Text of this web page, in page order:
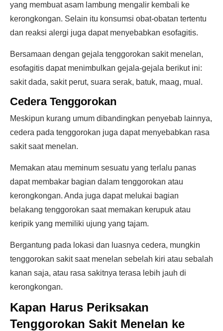
yang membuat asam lambung mengalir kembali ke
kerongkongan. Selain itu konsumsi obat-obatan tertentu
dan reaksi alergi juga dapat menyebabkan esofagitis.
Bersamaan dengan gejala tenggorokan sakit menelan,
esofagitis dapat menimbulkan gejala-gejala berikut ini:
sakit dada, sakit perut, suara serak, batuk, maag, mual.
Cedera Tenggorokan
Meskipun kurang umum dibandingkan penyebab lainnya,
cedera pada tenggorokan juga dapat menyebabkan rasa
sakit saat menelan.
Memakan atau meminum sesuatu yang terlalu panas
dapat membakar bagian dalam tenggorokan atau
kerongkongan. Anda juga dapat melukai bagian
belakang tenggorokan saat memakan kerupuk atau
keripik yang memiliki ujung yang tajam.
Bergantung pada lokasi dan luasnya cedera, mungkin
tenggorokan sakit saat menelan sebelah kiri atau sebalah
kanan saja, atau rasa sakitnya terasa lebih jauh di
kerongkongan.
Kapan Harus Periksakan
Tenggorokan Sakit Menelan ke